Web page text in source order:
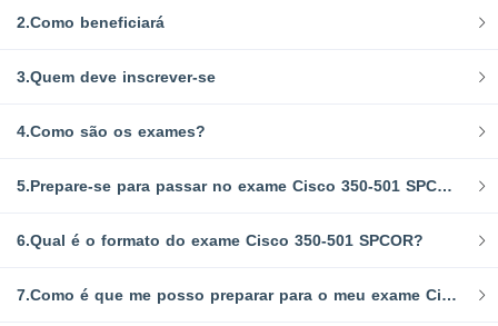
2.Como beneficiará
3.Quem deve inscrever-se
4.Como são os exames?
5.Prepare-se para passar no exame Cisco 350-501 SPCOR hoje mesmo!
6.Qual é o formato do exame Cisco 350-501 SPCOR?
7.Como é que me posso preparar para o meu exame Cisco 350-501 SPCOR?